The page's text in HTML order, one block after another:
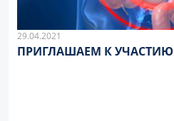
29.04.2021
ПРИГЛАШАЕМ К УЧАСТИЮ